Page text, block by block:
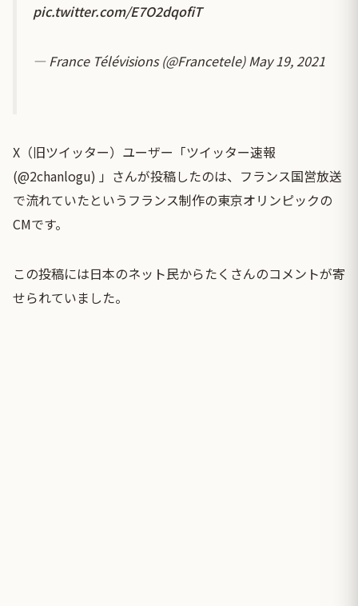
pic.twitter.com/E7O2dqofiT
— France Télévisions (@Francetele)May 19, 2021
X（旧ツイッター）ユーザー「ツイッター速報
(@2chanlogu) 」さんが投稿したのは、フランス国営放送
で流れていたというフランス制作の東京オリンピックの
CMです。
この投稿には日本のネット民からたくさんのコメントが寄
せられていました。